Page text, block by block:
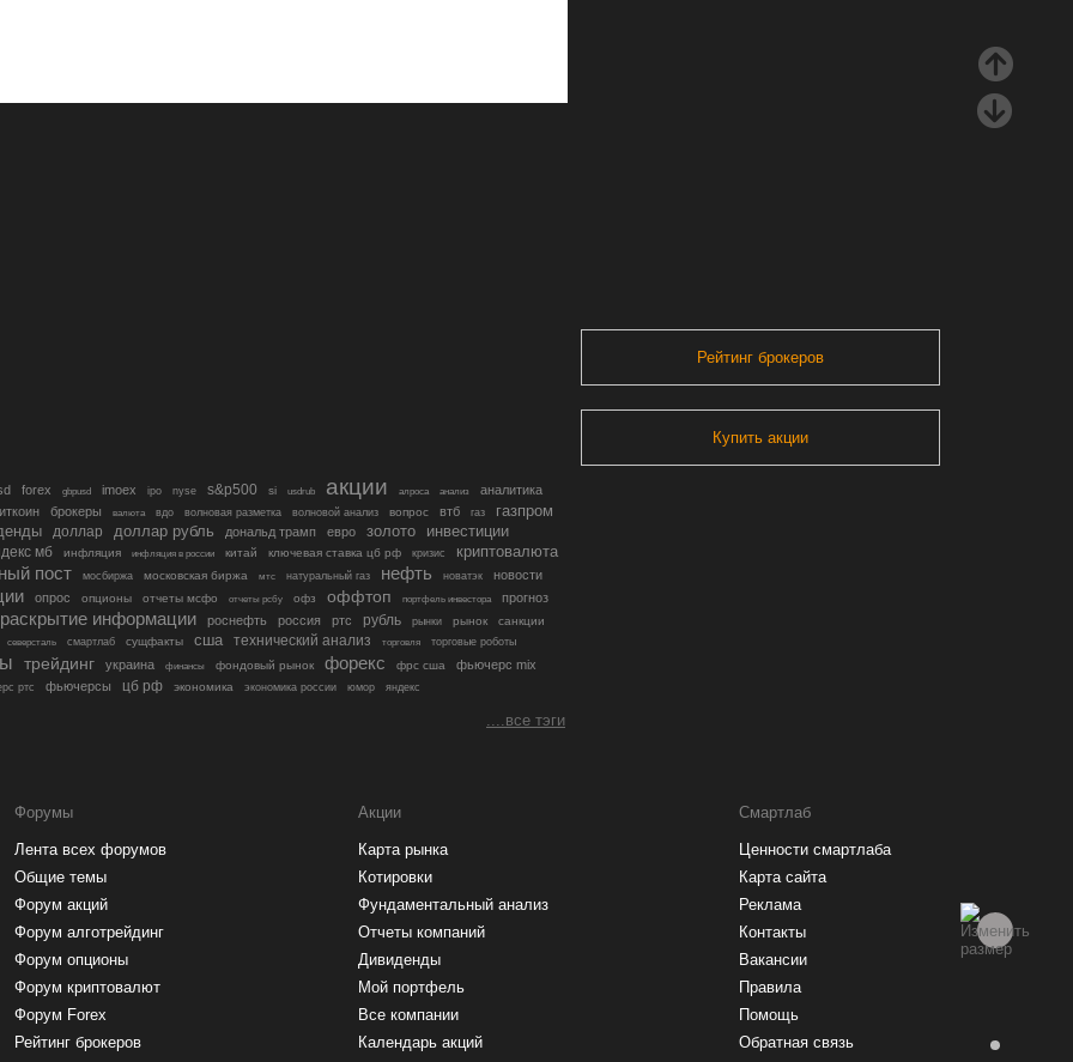
Рейтинг брокеров
Купить акции
forex gbpusd imoex ipo nyse s&p500 si usdrub акции алроса анализ аналитика
брокеры валюта вдо волновая разметка волновой анализ вопрос втб газ газпром
доллар доллар рубль дональд трамп евро золото инвестиции
мб инфляция инфляция в россии китай ключевая ставка цб рф кризис криптовалюта
пост мосбиржа московская биржа мтс натуральный газ нефть новатэк новости
опрос опционы отчеты мсфо отчеты рсбу офз оффтоп портфель инвестора
прогноз
раскрытие информации роснефть россия ртс рубль рынки рынок санкции
северсталь смартлаб сущфакты сша технический анализ торговля торговые роботы
трейдинг украина финансы фондовый рынок форекс фрс сша фьючерс mix
ртс фьючерсы цб рф экономика экономика россии юмор яндекс
....все тэги
Форумы
Лента всех форумов
Общие темы
Форум акций
Форум алготрейдинг
Форум опционы
Форум криптовалют
Форум Forex
Рейтинг брокеров
Акции
Карта рынка
Котировки
Фундаментальный анализ
Отчеты компаний
Дивиденды
Мой портфель
Все компании
Календарь акций
Смартлаб
Ценности смартлаба
Карта сайта
Реклама
Контакты
Вакансии
Правила
Помощь
Обратная связь